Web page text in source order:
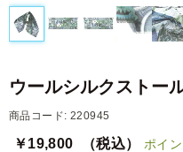
ウールシルクストー
商品コード: 220945
￥19,800 （税込） ポイ